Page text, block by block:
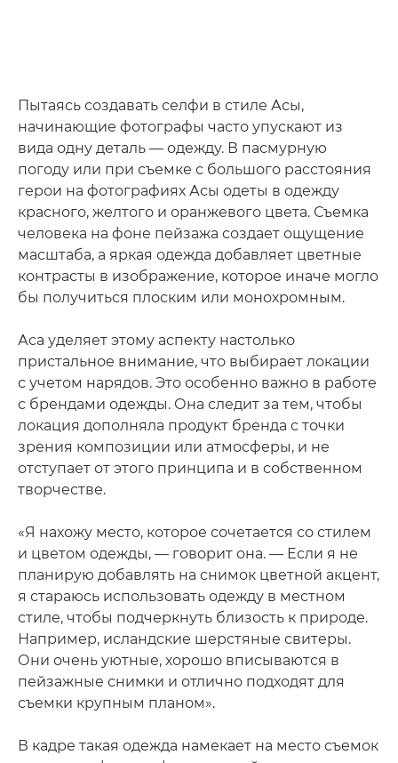
Пытаясь создавать селфи в стиле Асы,
начинающие фотографы часто упускают из
вида одну деталь — одежду. В пасмурную
погоду или при съемке с большого расстояния
герои на фотографиях Асы одеты в одежду
красного, желтого и оранжевого цвета. Съемка
человека на фоне пейзажа создает ощущение
масштаба, а яркая одежда добавляет цветные
контрасты в изображение, которое иначе могло
бы получиться плоским или монохромным.
Аса уделяет этому аспекту настолько
пристальное внимание, что выбирает локации
с учетом нарядов. Это особенно важно в работе
с брендами одежды. Она следит за тем, чтобы
локация дополняла продукт бренда с точки
зрения композиции или атмосферы, и не
отступает от этого принципа и в собственном
творчестве.
«Я нахожу место, которое сочетается со стилем
и цветом одежды, — говорит она. — Если я не
планирую добавлять на снимок цветной акцент,
я стараюсь использовать одежду в местном
стиле, чтобы подчеркнуть близость к природе.
Например, исландские шерстяные свитеры.
Они очень уютные, хорошо вписываются в
пейзажные снимки и отлично подходят для
съемки крупным планом».
В кадре такая одежда намекает на место съемок